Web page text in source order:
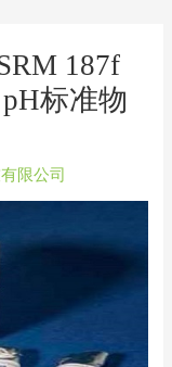
187f
标准物
限公司